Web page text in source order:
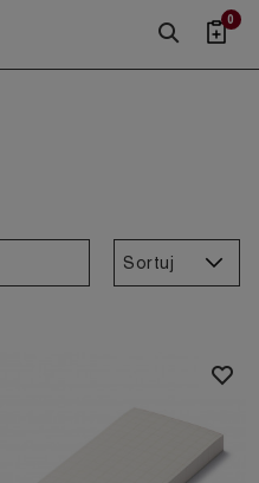
0
Sortuj